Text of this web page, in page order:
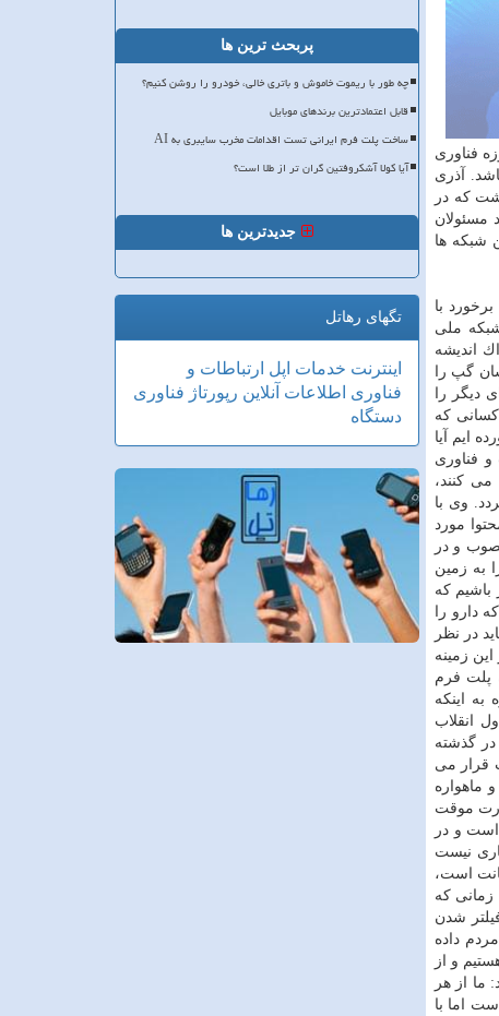
فناوری
اطلاعات باشد. آذری
كه در
مسئولان
شبكه ها
با
ملی
اندیشه
گپ را
دیگر را
كسانی كه
ایم آیا
و فناوری
می كنند،
وی با
مورد
و در
به زمین
باشیم كه
دارو را
در نظر
زمینه
پلت فرم
به اینكه
انقلاب
در گذشته
قرار می
ماهواره
موقت
است و در
نیست
است،
كه
شدن
داده
و از
وی تصریح كرد: ما از هر
اما با
پربحث ترین ها
چه طور با ریموت خاموش و باتری خالی، خودرو را روشن کنیم؟
قابل اعتمادترین برندهای موبایل
ساخت پلت فرم ایرانی تست اقدامات مخرب سایبری به AI
آیا کولا آشکروفتین گران تر از طلا است؟
جدیدترین ها
تگهای رهاتل
اینترنت خدمات اپل ارتباطات و
فناوری اطلاعات آنلاین رپورتاژ فناوری
دستگاه